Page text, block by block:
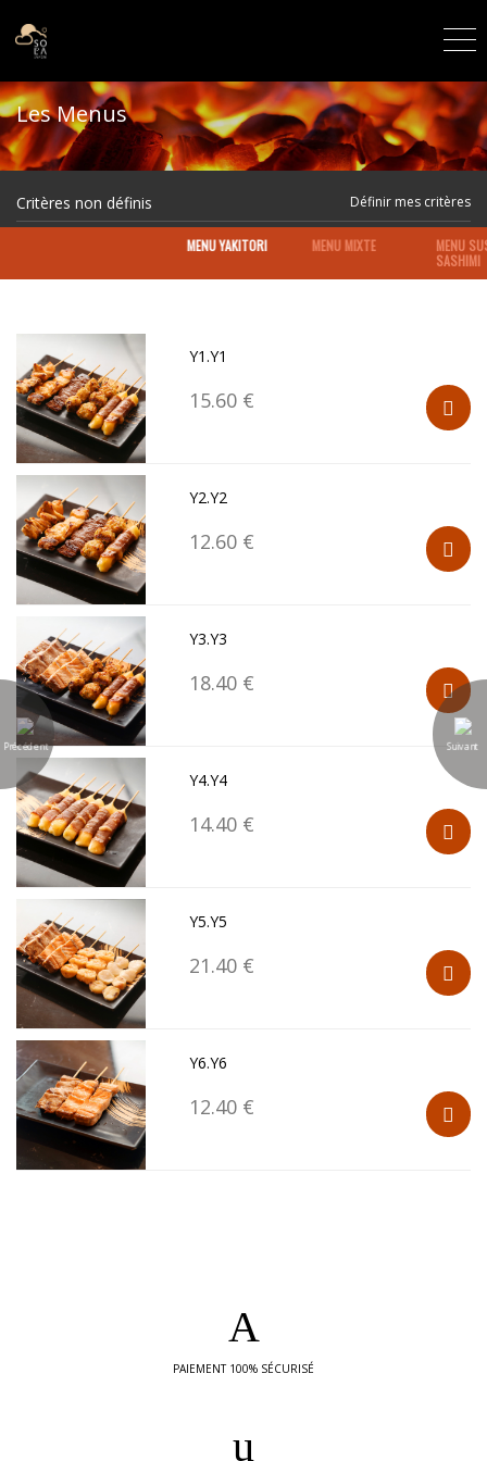
Les Menus
Critères non définis Définir mes critères
MENU YAKITORI MENU MIXTE
MENU
SASHIMI
Y1.Y1
15.60 €
Y2.Y2
12.60 €
Y3.Y3
18.40 €
Y4.Y4
14.40 €
Y5.Y5
21.40 €
Y6.Y6
12.40 €
Suivant
Précédent
PAIEMENT 100% SÉCURISÉ